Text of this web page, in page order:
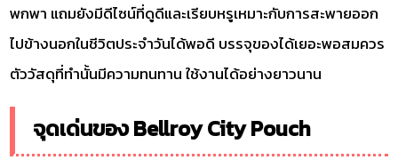
พกพา แถมยังมีดีไซน์ที่ดูดีและเรียบหรูเหมาะกับการสะพายออก
ไปข้างนอกในชีวิตประจำวันได้พอดี บรรจุของได้เยอะพอสมควร
ตัววัสดุที่ทำนั้นมีความทนทาน ใช้งานได้อย่างยาวนาน
จุดเด่นของ Bellroy City Pouch